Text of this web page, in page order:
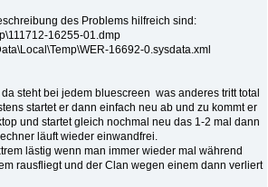
des Problems hilfreich sind:
16255-01.dmp
16692-0.sysdata.xml
steht bei jedem bluescreen was anderes tritt total
startet er dann einfach neu ab und zu kommt er
und startet gleich nochmal neu das 1-2 mal dann
läuft wieder einwandfrei.
lästig wenn man immer wieder mal während
rausfliegt und der Clan wegen einem dann verliert